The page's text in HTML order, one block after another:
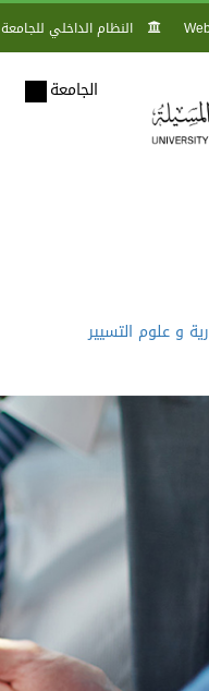
النظام الداخلي للجامعة
الجامعة
و علوم التسيير